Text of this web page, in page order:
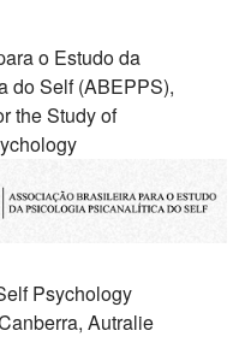
o Estudo da
do Self (ABEPPS),
the Study of
Psychology
Autralie